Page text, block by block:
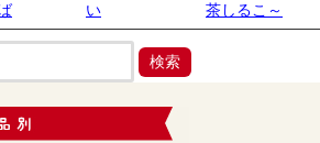
い
茶しるこ～